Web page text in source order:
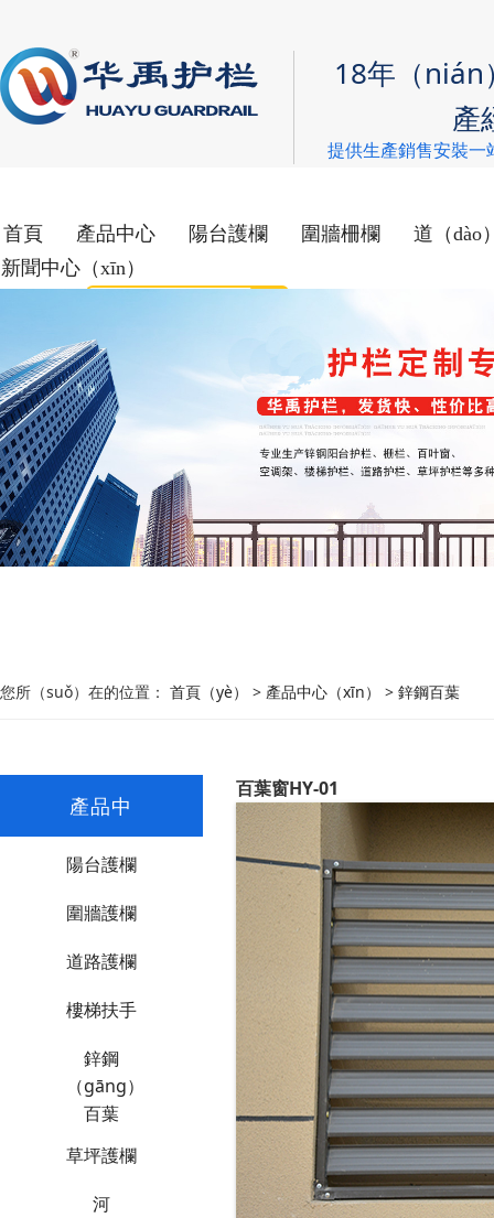
18年（nián
產
提供生產銷售安裝一
首頁 產品中心 陽台護欄 圍牆柵欄
道（dào
新聞中心（xīn）
您所（suǒ）在的位置： 首頁（yè） > 產品中心（xīn） > 鋅鋼百葉
產品中
心/PRODUCTS
陽台護欄
圍牆護欄
道路護欄
樓梯扶手
鋅鋼
（gāng）
百葉
草坪護欄
河
百葉窗HY-01